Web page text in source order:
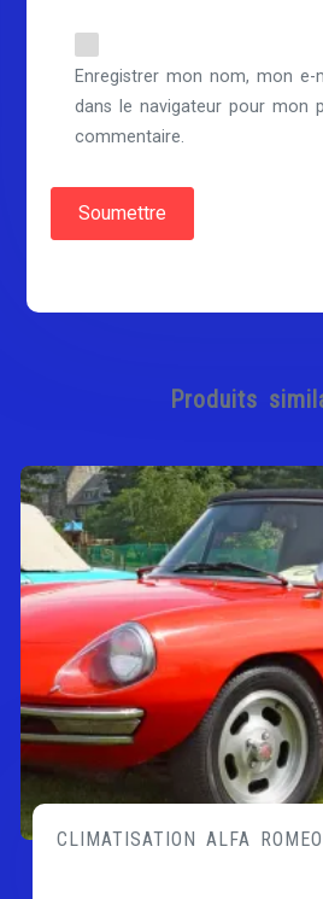
Enregistrer mon nom, mon
dans le navigateur pour mon
commentaire.
Produits
CLIMATISATION ALFA